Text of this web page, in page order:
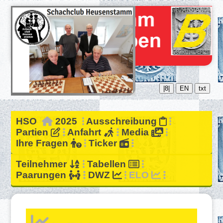
|8| EN txt
HSO 2025
Ausschreibung
Partien
Anfahrt
Media
Ihre Fragen
Ticker
Teilnehmer
Tabellen
Paarungen
DWZ ELO